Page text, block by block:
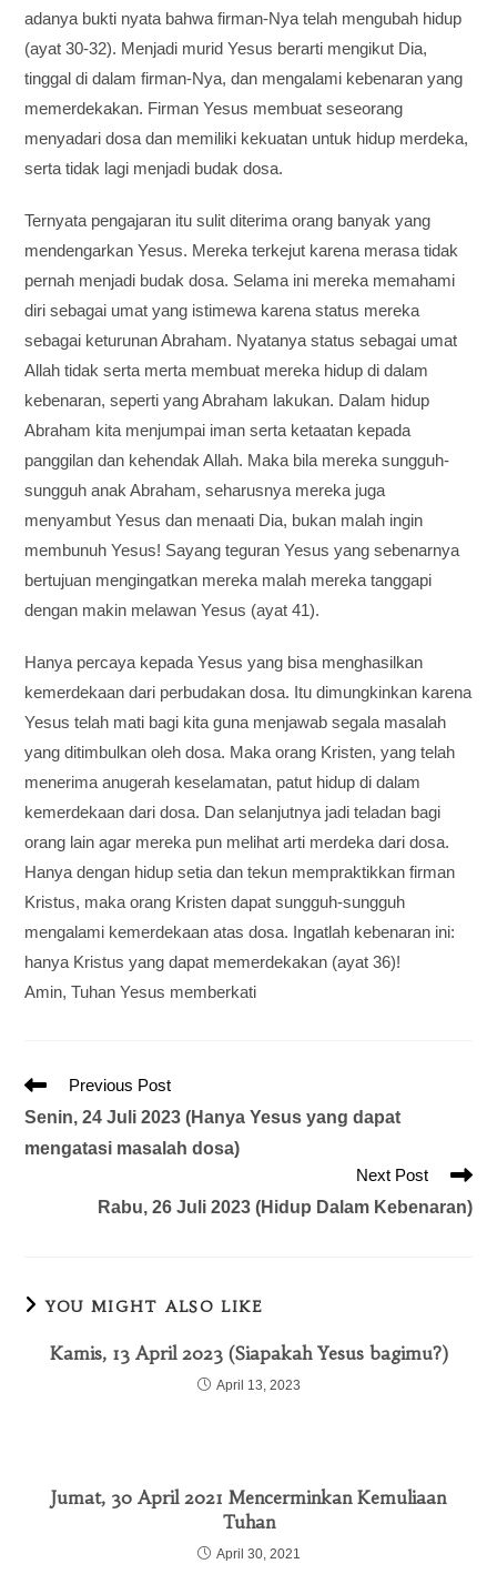
adanya bukti nyata bahwa firman-Nya telah mengubah hidup
(ayat 30-32). Menjadi murid Yesus berarti mengikut Dia,
tinggal di dalam firman-Nya, dan mengalami kebenaran yang
memerdekakan. Firman Yesus membuat seseorang
menyadari dosa dan memiliki kekuatan untuk hidup merdeka,
serta tidak lagi menjadi budak dosa.
Ternyata pengajaran itu sulit diterima orang banyak yang
mendengarkan Yesus. Mereka terkejut karena merasa tidak
pernah menjadi budak dosa. Selama ini mereka memahami
diri sebagai umat yang istimewa karena status mereka
sebagai keturunan Abraham. Nyatanya status sebagai umat
Allah tidak serta merta membuat mereka hidup di dalam
kebenaran, seperti yang Abraham lakukan. Dalam hidup
Abraham kita menjumpai iman serta ketaatan kepada
panggilan dan kehendak Allah. Maka bila mereka sungguh-
sungguh anak Abraham, seharusnya mereka juga
menyambut Yesus dan menaati Dia, bukan malah ingin
membunuh Yesus! Sayang teguran Yesus yang sebenarnya
bertujuan mengingatkan mereka malah mereka tanggapi
dengan makin melawan Yesus (ayat 41).
Hanya percaya kepada Yesus yang bisa menghasilkan
kemerdekaan dari perbudakan dosa. Itu dimungkinkan karena
Yesus telah mati bagi kita guna menjawab segala masalah
yang ditimbulkan oleh dosa. Maka orang Kristen, yang telah
menerima anugerah keselamatan, patut hidup di dalam
kemerdekaan dari dosa. Dan selanjutnya jadi teladan bagi
orang lain agar mereka pun melihat arti merdeka dari dosa.
Hanya dengan hidup setia dan tekun mempraktikkan firman
Kristus, maka orang Kristen dapat sungguh-sungguh
mengalami kemerdekaan atas dosa. Ingatlah kebenaran ini:
hanya Kristus yang dapat memerdekakan (ayat 36)!
Amin, Tuhan Yesus memberkati
Previous Post
Senin, 24 Juli 2023 (Hanya Yesus yang dapat
mengatasi masalah dosa)
Next Post
Rabu, 26 Juli 2023 (Hidup Dalam Kebenaran)
YOU MIGHT ALSO LIKE
Kamis, 13 April 2023 (Siapakah Yesus bagimu?)
April 13, 2023
Jumat, 30 April 2021 Mencerminkan Kemuliaan
Tuhan
April 30, 2021